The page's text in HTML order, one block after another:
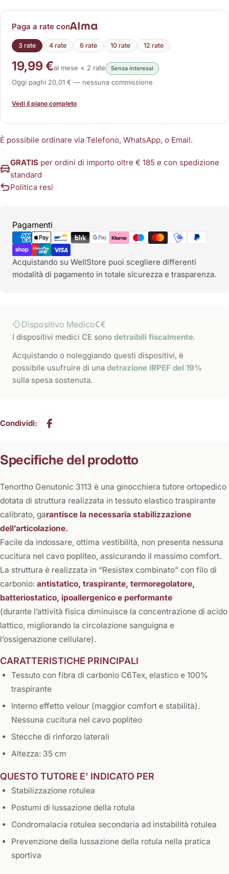
Paga a rate con
3 rate 4 rate 6 rate 10 rate 12 rate
19,99 €al mese × 2 rate Senza interessi
Oggi paghi 20,01 € — nessuna commissione
Vedi il piano completo
È possibile ordinare via Telefono, WhatsApp, o Email.
GRATIS per ordini di importo oltre € 185 e con spedizione
standard
Politica resi
Pagamenti
Metodi
di
pagamento
Acquistando su WellStore puoi scegliere differenti
modalità di pagamento in totale sicurezza e trasparenza.
Dispositivo Medico
I dispositivi medici CE sono detraibili fiscalmente.
Acquistando o noleggiando questi dispositivi, è
possibile usufruire di una detrazione IRPEF del 19%
sulla spesa sostenuta.
Condividi:
Specifiche del prodotto
Tenortho Genutonic 3113 è una ginocchiera tutore ortopedico
dotata di struttura realizzata in tessuto elastico traspirante
calibrato, garantisce la necessaria stabilizzazione
dell’articolazione.
Facile da indossare, ottima vestibilità, non presenta nessuna
cucitura nel cavo popliteo, assicurando il massimo comfort.
La struttura è realizzata in “Resistex combinato” con filo di
carbonio: antistatico, traspirante, termoregolatore,
batteriostatico, ipoallergenico e performante
(durante l’attività fisica diminuisce la concentrazione di acido
lattico, migliorando la circolazione sanguigna e
l’ossigenazione cellulare).
CARATTERISTICHE PRINCIPALI
Tessuto con fibra di carbonio C6Tex, elastico e 100%
traspirante
Interno effetto velour (maggior comfort e stabilità).
Nessuna cucitura nel cavo popliteo
Stecche di rinforzo laterali
Altezza: 35 cm
​QUESTO TUTORE E' INDICATO PER
Stabilizzazione rotulea
Postumi di lussazione della rotula
Condromalacia rotulea secondaria ad instabilità rotulea
Prevenzione della lussazione della rotula nella pratica
sportiva